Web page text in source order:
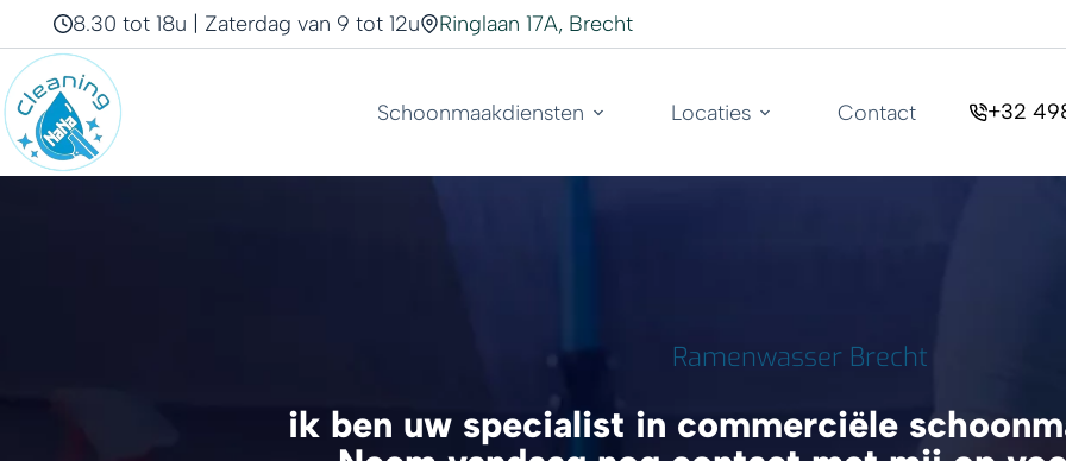
8.30 tot 18u | Zaterdag van 9 tot 12u Ringlaan 17A, Brecht
Schoonmaakdiensten Locaties Contact +32
Ramenwasser Brecht
ik ben uw specialist in commerciële